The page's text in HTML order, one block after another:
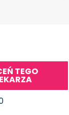
TEGO